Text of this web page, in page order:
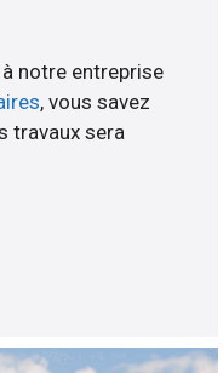
notre entreprise
, vous savez
travaux sera